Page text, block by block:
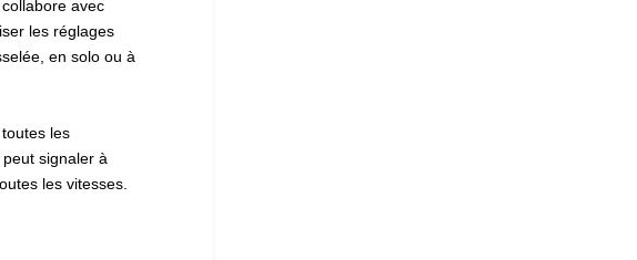
avec
les réglages
en solo ou à
les
signaler à
les vitesses.